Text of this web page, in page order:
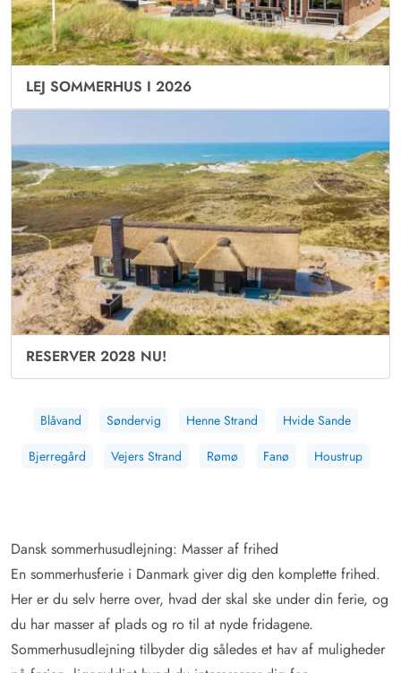
LEJ SOMMERHUS I 2026
RESERVER 2028 NU!
Blåvand Søndervig Henne Strand
Hvide Sande
Bjerregård
Vejers Strand Rømø Fanø Houstrup
Dansk sommerhusudlejning: Masser af frihed
En sommerhusferie i Danmark giver dig den komplette frihed.
Her er du selv herre over, hvad der skal ske under din ferie, og
du har masser af plads og ro til at nyde fridagene.
Sommerhusudlejning tilbyder dig således et hav af muligheder